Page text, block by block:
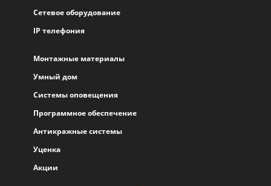
Сетевое оборудование
IP телефония
Монтажные материалы
Умный дом
Системы оповещения
Программное обеспечение
Антикражные системы
Уценка
Акции